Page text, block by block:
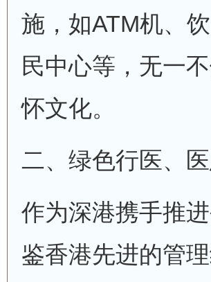
施，如ATM机、
民中心等，无一
怀文化。
二、绿色行医、
作为深港携手推
鉴香港先进的管